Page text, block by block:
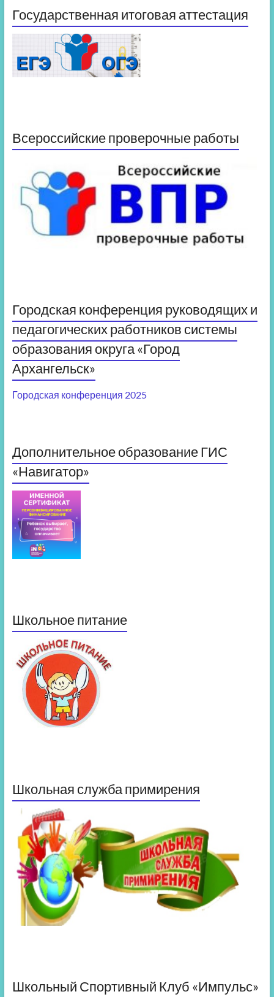
Государственная итоговая аттестация
Всероссийские проверочные работы
Городская конференция руководящих и
педагогических работников системы
образования округа «Город
Архангельск»
Городская конференция 2025
Дополнительное образование ГИС
«Навигатор»
Школьное питание
Школьная служба примирения
Школьный Спортивный Клуб «Импульс»